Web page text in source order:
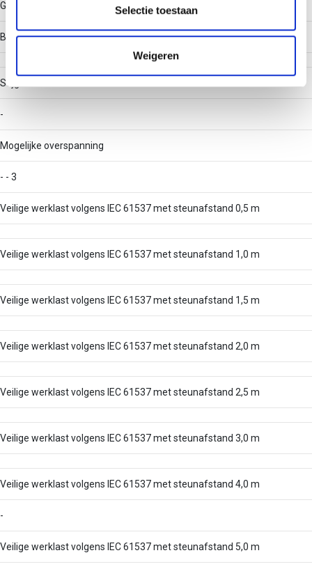
partners kunnen deze gegevens combineren met andere
verzameld op basis van uw gebruik van hun services.
Selectie toestaan
Weigeren
Gelast
Belastingstesttype volgens IEC 61537
Stijgkabelladder
-
Mogelijke overspanning
- - 3
Veilige werklast volgens IEC 61537 met steunafstand 0,5 m
Veilige werklast volgens IEC 61537 met steunafstand 1,0 m
Veilige werklast volgens IEC 61537 met steunafstand 1,5 m
Veilige werklast volgens IEC 61537 met steunafstand 2,0 m
Veilige werklast volgens IEC 61537 met steunafstand 2,5 m
Veilige werklast volgens IEC 61537 met steunafstand 3,0 m
Veilige werklast volgens IEC 61537 met steunafstand 4,0 m
-
Veilige werklast volgens IEC 61537 met steunafstand 5,0 m